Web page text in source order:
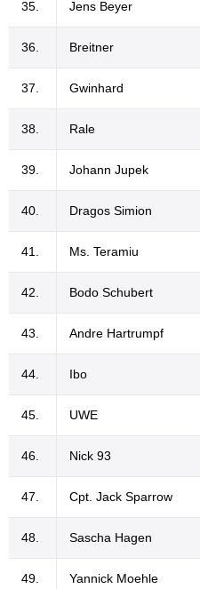
35. Jens Beyer
36. Breitner
37. Gwinhard
38. Rale
39. Johann Jupek
40. Dragos Simion
41. Ms. Teramiu
42. Bodo Schubert
43. Andre Hartrumpf
44. Ibo
45. UWE
46. Nick 93
47. Cpt. Jack Sparrow
48. Sascha Hagen
49. Yannick Moehle